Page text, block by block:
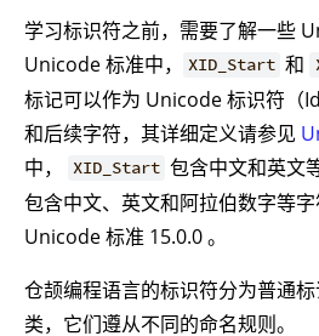
学习标识符之前，需要了解一些
Unicode 标准中，
XID_Start 和
标记可以作为 Unicode 标识符（
和后续字符，其详细定义请参见
中，
XID_Start 包含中文和英文
包含中文、英文和阿拉伯数字等
Unicode 标准 15.0.0 。
仓颉编程语言的标识符分为普通
类，它们遵从不同的命名规则。